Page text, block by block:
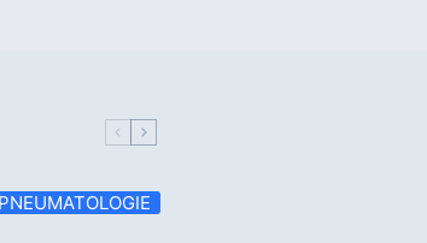
PNEUMATOLOGIE